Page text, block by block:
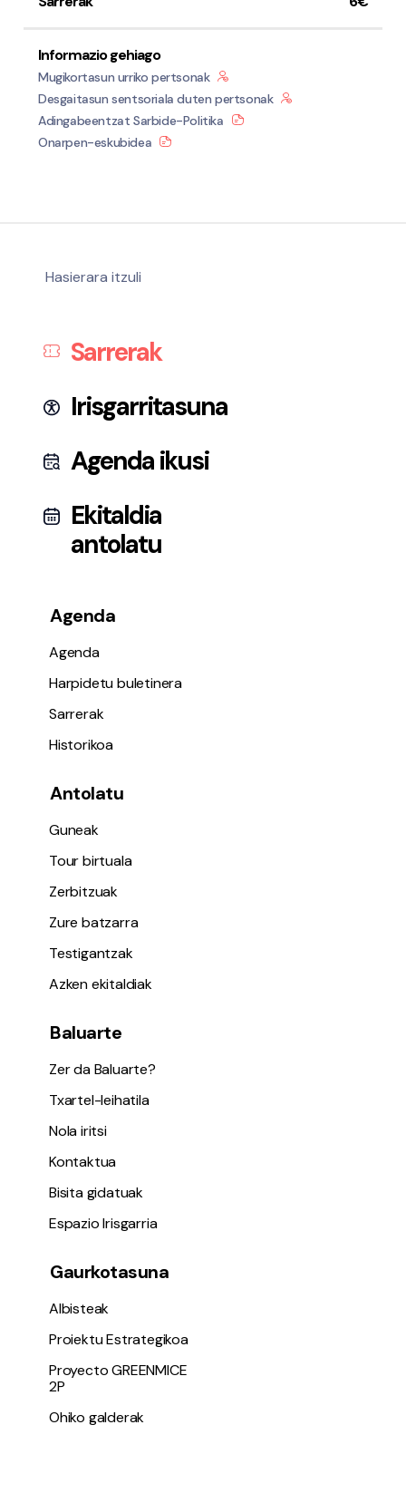
Informazio gehiago
Mugikortasun urriko pertsonak
Desgaitasun sentsoriala duten pertsonak
Adingabeentzat Sarbide-Politika
Onarpen-eskubidea
Hasierara itzuli
Sarrerak
Irisgarritasuna
Agenda ikusi
Ekitaldia
antolatu
Agenda
Agenda
Harpidetu buletinera
Sarrerak
Historikoa
Antolatu
Guneak
Tour birtuala
Zerbitzuak
Zure batzarra
Testigantzak
Azken ekitaldiak
Baluarte
Zer da Baluarte?
Txartel-leihatila
Nola iritsi
Kontaktua
Bisita gidatuak
Espazio Irisgarria
Gaurkotasuna
Albisteak
Proiektu Estrategikoa
Proyecto GREENMICE
2P
Ohiko galderak